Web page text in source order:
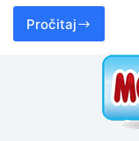
Pročitaj